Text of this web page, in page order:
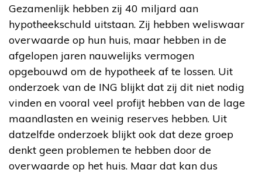
Gezamenlijk hebben zij 40 miljard aan
hypotheekschuld uitstaan. Zij hebben weliswaar
overwaarde op hun huis, maar hebben in de
afgelopen jaren nauwelijks vermogen
opgebouwd om de hypotheek af te lossen. Uit
onderzoek van de ING blijkt dat zij dit niet nodig
vinden en vooral veel profijt hebben van de lage
maandlasten en weinig reserves hebben. Uit
datzelfde onderzoek blijkt ook dat deze groep
denkt geen problemen te hebben door de
overwaarde op het huis. Maar dat kan dus